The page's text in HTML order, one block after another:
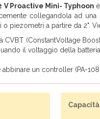
V Proactive Mini- Typhoon
collegandola ad
piezometri a partire da 2".
CVBT (ConstantVoltage
il voltaggio della
un controller (PA-